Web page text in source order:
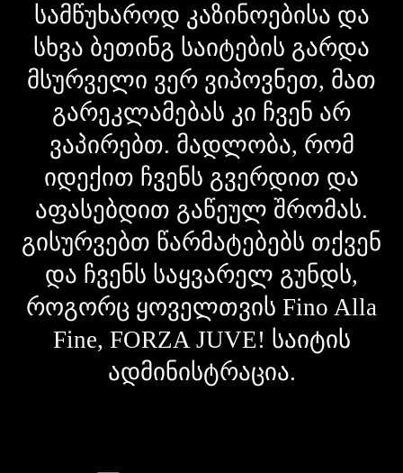
სამწუხაროდ კაზინოებისა და
სხვა ბეთინგ საიტების გარდა
მსურველი ვერ ვიპოვნეთ, მათ
გარეკლამებას კი ჩვენ არ
ვაპირებთ. მადლობა, რომ
იდექით ჩვენს გვერდით და
აფასებდით გაწეულ შრომას.
გისურვებთ წარმატებებს თქვენ
და ჩვენს საყვარელ გუნდს,
როგორც ყოველთვის Fino Alla
Fine, FORZA JUVE! საიტის
ადმინისტრაცია.